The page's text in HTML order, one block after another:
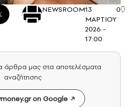
NEWSROOM13
ΜΑΡΤΙΟΥ
2026 -
17:00
0
άρθρα μας στα αποτελέσματα
αναζήτησης
on Google